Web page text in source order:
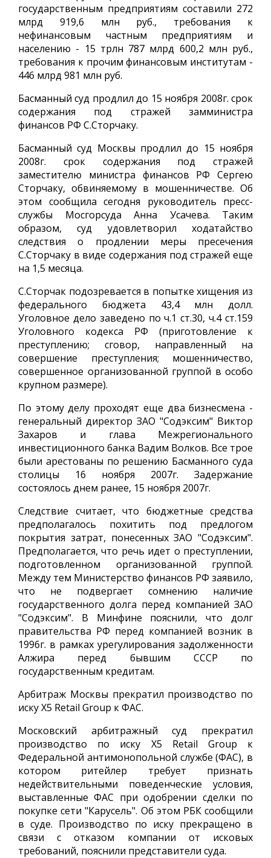
государственным предприятиям составили 272
млрд 919,6 млн руб., требования к
нефинансовым частным предприятиям и
населению - 15 трлн 787 млрд 600,2 млн руб.,
требования к прочим финансовым институтам -
446 млрд 981 млн руб.
Басманный суд продлил до 15 ноября 2008г. срок
содержания под стражей замминистра
финансов РФ С.Сторчаку.
Басманный суд Москвы продлил до 15 ноября
2008г. срок содержания под стражей
заместителю министра финансов РФ Сергею
Сторчаку, обвиняемому в мошенничестве. Об
этом сообщила сегодня руководитель пресс-
службы Мосгорсуда Анна Усачева. Таким
образом, суд удовлетворил ходатайство
следствия о продлении меры пресечения
С.Сторчаку в виде содержания под стражей еще
на 1,5 месяца.
С.Сторчак подозревается в попытке хищения из
федерального бюджета 43,4 млн долл.
Уголовное дело заведено по ч.1 ст.30, ч.4 ст.159
Уголовного кодекса РФ (приготовление к
преступлению; сговор, направленный на
совершение преступления; мошенничество,
совершенное организованной группой в особо
крупном размере).
По этому делу проходят еще два бизнесмена -
генеральный директор ЗАО "Содэксим" Виктор
Захаров и глава Межрегионального
инвестиционного банка Вадим Волков. Все трое
были арестованы по решению Басманного суда
столицы 16 ноября 2007г. Задержание
состоялось днем ранее, 15 ноября 2007г.
Следствие считает, что бюджетные средства
предполагалось похитить под предлогом
покрытия затрат, понесенных ЗАО "Содэксим".
Предполагается, что речь идет о преступлении,
подготовленном организованной группой.
Между тем Министерство финансов РФ заявило,
что не подвергает сомнению наличие
государственного долга перед компанией ЗАО
"Содэксим". В Минфине пояснили, что долг
правительства РФ перед компанией возник в
1996г. в рамках урегулирования задолженности
Алжира перед бывшим СССР по
государственным кредитам.
Арбитраж Москвы прекратил производство по
иску X5 Retail Group к ФАС.
Московский арбитражный суд прекратил
производство по иску X5 Retail Group к
Федеральной антимонопольной службе (ФАС), в
котором ритейлер требует признать
недействительными поведенческие условия,
выставленные ФАС при одобрении сделки по
покупке сети "Карусель". Об этом РБК сообщили
в суде. Производство по иску прекращено в
связи с отказом компании от исковых
требований, пояснили представители суда.